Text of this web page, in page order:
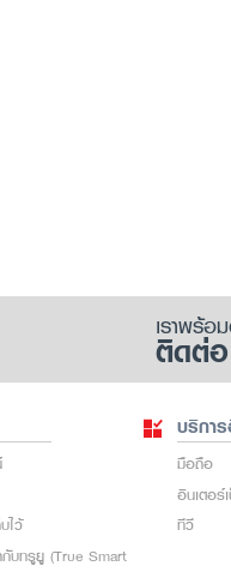
เราพร้
ติดต่
ไว้
กับทรูยู (True Smart
บริกา
มือถือ
อินเตอร์
ทีวี